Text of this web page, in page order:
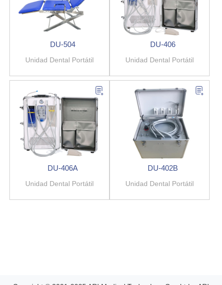
DU-504
Unidad Dental Portátil
DU-406
Unidad Dental Portátil
DU-406A
Unidad Dental Portátil
DU-402B
Unidad Dental Portátil